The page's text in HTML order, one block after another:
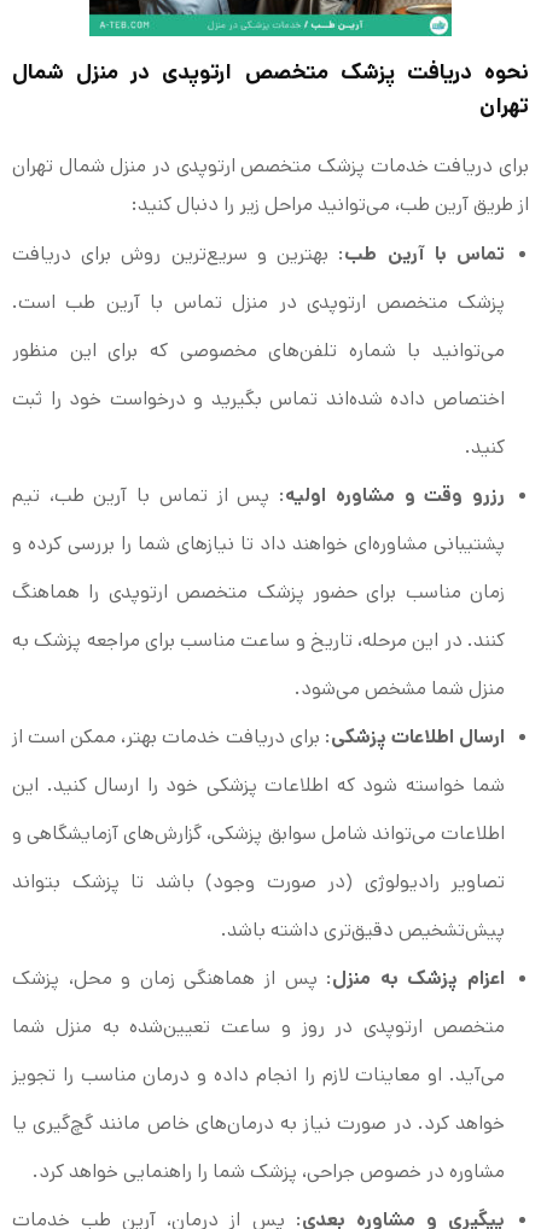
نحوه دریافت پزشک متخصص ارتوپدی در منزل شمال
تهران
برای دریافت خدمات پزشک متخصص ارتوپدی در منزل شمال تهران
از طریق آرین طب، می‌توانید مراحل زیر را دنبال کنید:
تماس با آرین طب: بهترین و سریع‌ترین روش برای دریافت
پزشک متخصص ارتوپدی در منزل تماس با آرین طب است.
می‌توانید با شماره تلفن‌های مخصوصی که برای این منظور
اختصاص داده شده‌اند تماس بگیرید و درخواست خود را ثبت
کنید.
رزرو وقت و مشاوره اولیه: پس از تماس با آرین طب، تیم
پشتیبانی مشاوره‌ای خواهند داد تا نیازهای شما را بررسی کرده و
زمان مناسب برای حضور پزشک متخصص ارتوپدی را هماهنگ
کنند. در این مرحله، تاریخ و ساعت مناسب برای مراجعه پزشک به
منزل شما مشخص می‌شود.
ارسال اطلاعات پزشکی: برای دریافت خدمات بهتر، ممکن است از
شما خواسته شود که اطلاعات پزشکی خود را ارسال کنید. این
اطلاعات می‌تواند شامل سوابق پزشکی، گزارش‌های آزمایشگاهی و
تصاویر رادیولوژی (در صورت وجود) باشد تا پزشک بتواند
پیش‌تشخیص دقیق‌تری داشته باشد.
اعزام پزشک به منزل: پس از هماهنگی زمان و محل، پزشک
متخصص ارتوپدی در روز و ساعت تعیین‌شده به منزل شما
می‌آید. او معاینات لازم را انجام داده و درمان مناسب را تجویز
خواهد کرد. در صورت نیاز به درمان‌های خاص مانند گچ‌گیری یا
مشاوره در خصوص جراحی، پزشک شما را راهنمایی خواهد کرد.
پیگیری و مشاوره بعدی: پس از درمان، آرین طب خدمات